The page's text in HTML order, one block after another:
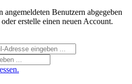
Benutzern abgegeben
erstelle einen neuen Account.